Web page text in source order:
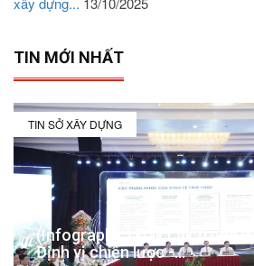
TIN MỚI NHẤT
TIN SỞ XÂY DỰNG
(Infographic) Đắk Lắk trong
Định vị chiến lược -...